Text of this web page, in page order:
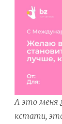
А это меня
кстати,